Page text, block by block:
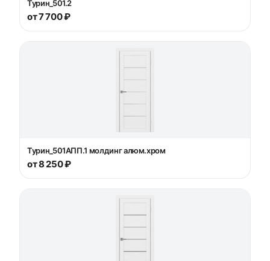
Турин_501.2
от 7 700 ₽
Турин_501AПП.1 молдинг алюм.хром
от 8 250 ₽